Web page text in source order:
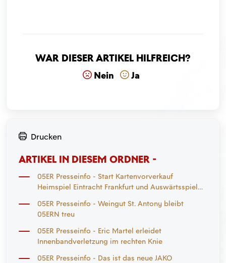
War dieser Artikel hilfreich?
Nein Ja
Drucken
ARTIKEL IN DIESEM ORDNER -
05ER Presseinfo - Start Kartenvorverkauf
Heimspiel Eintracht Frankfurt und Auswärtsspiel
05ER Presseinfo - Weingut St. Antony bleibt
05ERN treu
05ER Presseinfo - Eric Martel erleidet
Innenbandverletzung im rechten Knie
05ER Presseinfo - Das ist das neue JAKO